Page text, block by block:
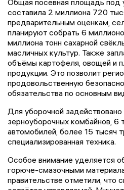
Общая посевная площадь под
составила 2 миллиона 720
предварительным оценкам,
планируют собрать 6
миллиона тонн сахарной
масличных культур. Также
объёмы картофеля, овощей и
продукции. Это позволит
продовольственную
обязательства по основным
Для уборочной
зерноуборочных комбайнов, 6
автомобилей, более 15 тысяч
специализированная техника.
Особое внимание уделяется
горюче-смазочными
правительстве отметили, что